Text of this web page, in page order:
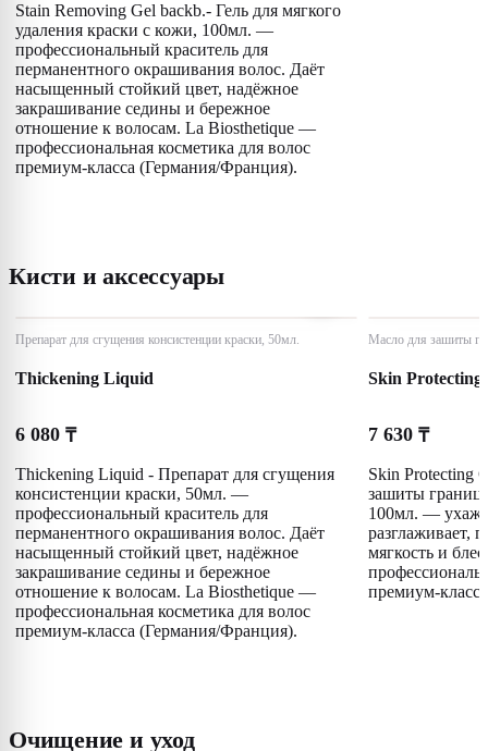
Stain Removing Gel backb.- Гель для мягкого
удаления краски с кожи, 100мл. —
профессиональный краситель для
перманентного окрашивания волос. Даёт
насыщенный стойкий цвет, надёжное
закрашивание седины и бережное
отношение к волосам. La Biosthetique —
профессиональная косметика для волос
премиум-класса (Германия/Франция).
Кисти и аксессуары
Препарат для сгущения консистенции краски, 50мл.
Thickening Liquid
6 080 ₸
Thickening Liquid - Препарат для сгущения
консистенции краски, 50мл. —
профессиональный краситель для
перманентного окрашивания волос. Даёт
насыщенный стойкий цвет, надёжное
закрашивание седины и бережное
отношение к волосам. La Biosthetique —
профессиональная косметика для волос
премиум-класса (Германия/Франция).
Масло для зашиты
Skin
7 630 ₸
Skin Protecting
зашиты границ
100мл. —
разглаживает,
мягкость и
премиум-
Очищение и уход